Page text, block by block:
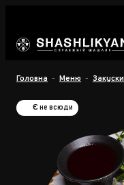
Головна Меню Закуски
Є не всюди